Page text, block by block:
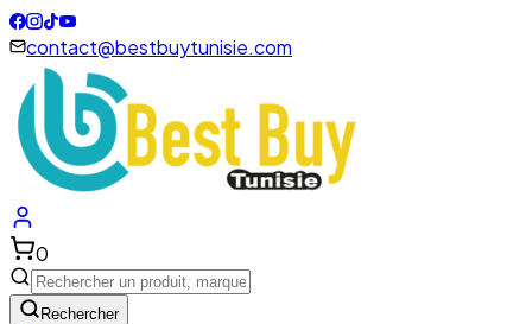
contact@bestbuytunisie.com
0
Rechercher